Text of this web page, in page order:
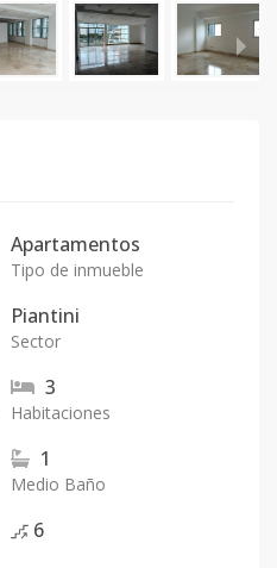
Apartamentos
Tipo de inmueble
Piantini
Sector
3
Habitaciones
1
Medio Baño
6